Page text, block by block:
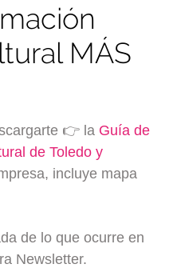
MÁS
👉 la Guía de
de Toledo y
incluye mapa
de lo que ocurre en
Newsletter.